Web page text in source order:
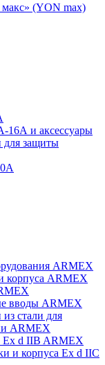
(YON max)
16А и аксессуары
для защиты
ARMEX
корпуса ARMEX
вводы ARMEX
стали для
ARMEX
Ex d IIB ARMEX
и корпуса Ex d IIС